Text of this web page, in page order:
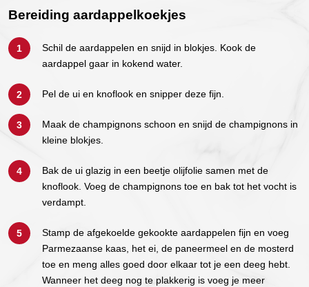
Bereiding aardappelkoekjes
Schil de aardappelen en snijd in blokjes. Kook de
aardappel gaar in kokend water.
Pel de ui en knoflook en snipper deze fijn.
Maak de champignons schoon en snijd de champignons in
kleine blokjes.
Bak de ui glazig in een beetje olijfolie samen met de
knoflook. Voeg de champignons toe en bak tot het vocht is
verdampt.
Stamp de afgekoelde gekookte aardappelen fijn en voeg
Parmezaanse kaas, het ei, de paneermeel en de mosterd
toe en meng alles goed door elkaar tot je een deeg hebt.
Wanneer het deeg nog te plakkerig is voeg je meer